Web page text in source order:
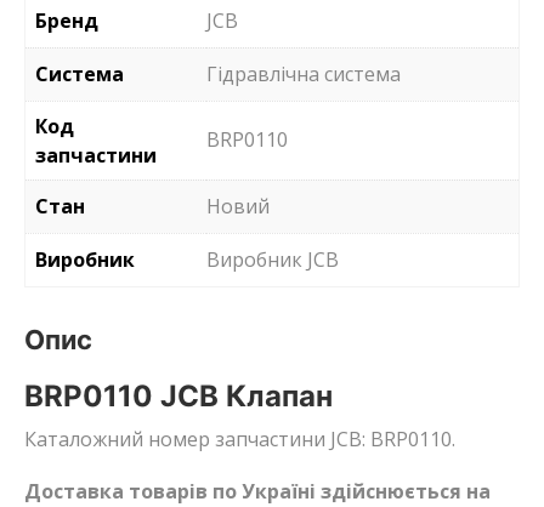
Бренд
JCB
Система
Гідравлічна система
Код
запчастини
BRP0110
Стан
Новий
Виробник
Виробник JCB
Опис
BRP0110 JCB Клапан
Каталожний номер запчастини JCB: BRP0110.
Доставка товарів по Україні здійснюється на